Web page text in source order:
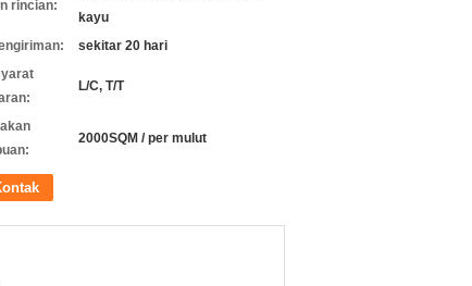
rincian:
kayu
sekitar 20 hari
L/C, T/T
2000SQM / per mulut